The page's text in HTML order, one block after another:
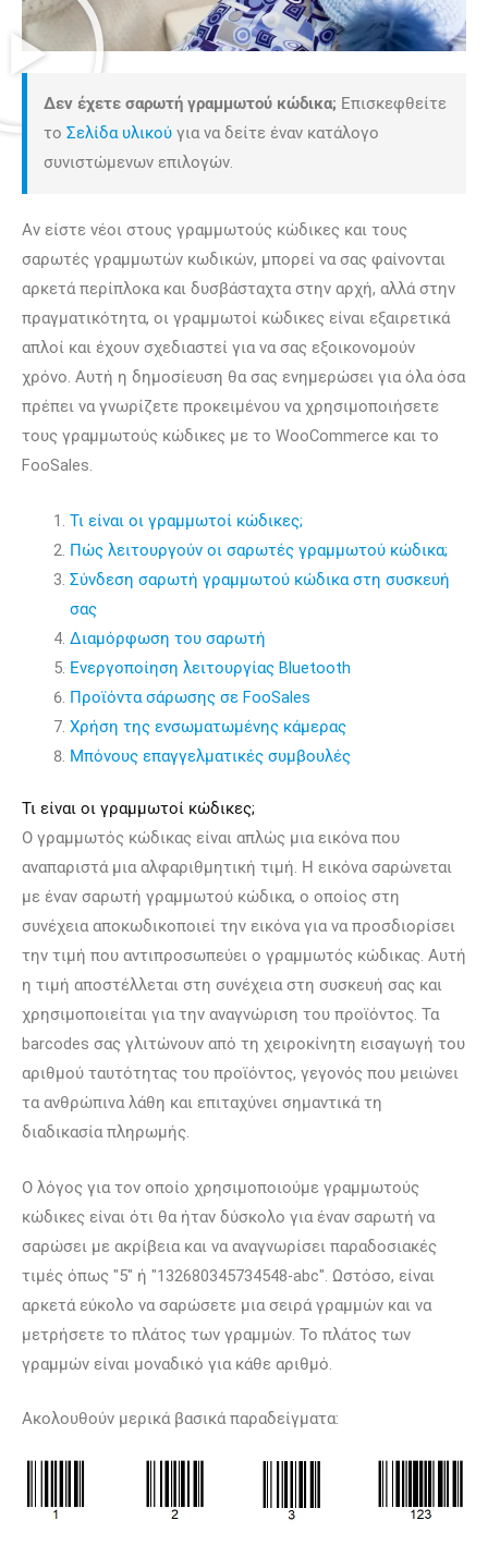
Δεν έχετε σαρωτή γραμμωτού κώδικα; Επισκεφθείτε
το Σελίδα υλικού για να δείτε έναν κατάλογο
συνιστώμενων επιλογών.
Αν είστε νέοι στους γραμμωτούς κώδικες και τους
σαρωτές γραμμωτών κωδικών, μπορεί να σας φαίνονται
αρκετά περίπλοκα και δυσβάσταχτα στην αρχή, αλλά στην
πραγματικότητα, οι γραμμωτοί κώδικες είναι εξαιρετικά
απλοί και έχουν σχεδιαστεί για να σας εξοικονομούν
χρόνο. Αυτή η δημοσίευση θα σας ενημερώσει για όλα όσα
πρέπει να γνωρίζετε προκειμένου να χρησιμοποιήσετε
τους γραμμωτούς κώδικες με το WooCommerce και το
FooSales.
Τι είναι οι γραμμωτοί κώδικες;
Πώς λειτουργούν οι σαρωτές γραμμωτού κώδικα;
Σύνδεση σαρωτή γραμμωτού κώδικα στη συσκευή
σας
Διαμόρφωση του σαρωτή
Ενεργοποίηση λειτουργίας Bluetooth
Προϊόντα σάρωσης σε FooSales
Χρήση της ενσωματωμένης κάμερας
Μπόνους επαγγελματικές συμβουλές
Τι είναι οι γραμμωτοί κώδικες;
Ο γραμμωτός κώδικας είναι απλώς μια εικόνα που
αναπαριστά μια αλφαριθμητική τιμή. Η εικόνα σαρώνεται
με έναν σαρωτή γραμμωτού κώδικα, ο οποίος στη
συνέχεια αποκωδικοποιεί την εικόνα για να προσδιορίσει
την τιμή που αντιπροσωπεύει ο γραμμωτός κώδικας. Αυτή
η τιμή αποστέλλεται στη συνέχεια στη συσκευή σας και
χρησιμοποιείται για την αναγνώριση του προϊόντος. Τα
barcodes σας γλιτώνουν από τη χειροκίνητη εισαγωγή του
αριθμού ταυτότητας του προϊόντος, γεγονός που μειώνει
τα ανθρώπινα λάθη και επιταχύνει σημαντικά τη
διαδικασία πληρωμής.
Ο λόγος για τον οποίο χρησιμοποιούμε γραμμωτούς
κώδικες είναι ότι θα ήταν δύσκολο για έναν σαρωτή να
σαρώσει με ακρίβεια και να αναγνωρίσει παραδοσιακές
τιμές όπως "5" ή "132680345734548-abc". Ωστόσο, είναι
αρκετά εύκολο να σαρώσετε μια σειρά γραμμών και να
μετρήσετε το πλάτος των γραμμών. Το πλάτος των
γραμμών είναι μοναδικό για κάθε αριθμό.
Ακολουθούν μερικά βασικά παραδείγματα: